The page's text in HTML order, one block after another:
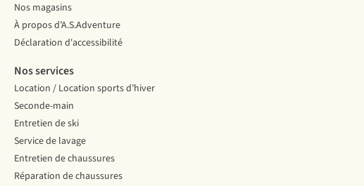
Nos magasins
À propos d’A.S.Adventure
Déclaration d'accessibilité
Nos services
Location / Location sports d’hiver
Seconde-main
Entretien de ski
Service de lavage
Entretien de chaussures
Réparation de chaussures